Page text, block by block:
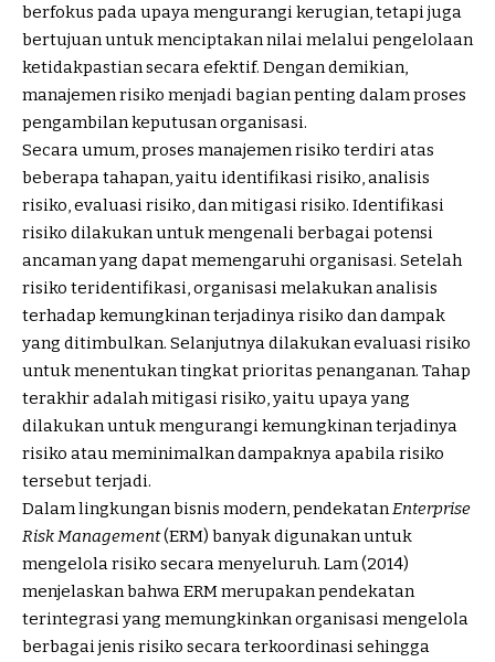
berfokus pada upaya mengurangi kerugian, tetapi juga
bertujuan untuk menciptakan nilai melalui pengelolaan
ketidakpastian secara efektif. Dengan demikian,
manajemen risiko menjadi bagian penting dalam proses
pengambilan keputusan organisasi.
Secara umum, proses manajemen risiko terdiri atas
beberapa tahapan, yaitu identifikasi risiko, analisis
risiko, evaluasi risiko, dan mitigasi risiko. Identifikasi
risiko dilakukan untuk mengenali berbagai potensi
ancaman yang dapat memengaruhi organisasi. Setelah
risiko teridentifikasi, organisasi melakukan analisis
terhadap kemungkinan terjadinya risiko dan dampak
yang ditimbulkan. Selanjutnya dilakukan evaluasi risiko
untuk menentukan tingkat prioritas penanganan. Tahap
terakhir adalah mitigasi risiko, yaitu upaya yang
dilakukan untuk mengurangi kemungkinan terjadinya
risiko atau meminimalkan dampaknya apabila risiko
tersebut terjadi.
Dalam lingkungan bisnis modern, pendekatan Enterprise
Risk Management(ERM) banyak digunakan untuk
mengelola risiko secara menyeluruh. Lam (2014)
menjelaskan bahwa ERM merupakan pendekatan
terintegrasi yang memungkinkan organisasi mengelola
berbagai jenis risiko secara terkoordinasi sehingga